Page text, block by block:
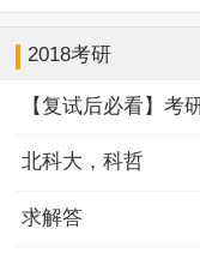
2018考研
【复试后必看】考
北科大，科哲
求解答